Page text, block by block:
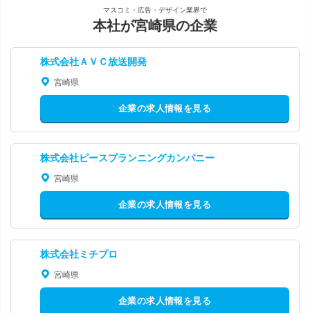
マスコミ・広告・デザイン業界で
本社が宮崎県の企業
株式会社ＡＶＣ放送開発
宮崎県
企業の求人情報を見る
株式会社ピースプランニングカンパニー
宮崎県
企業の求人情報を見る
株式会社ミチプロ
宮崎県
企業の求人情報を見る